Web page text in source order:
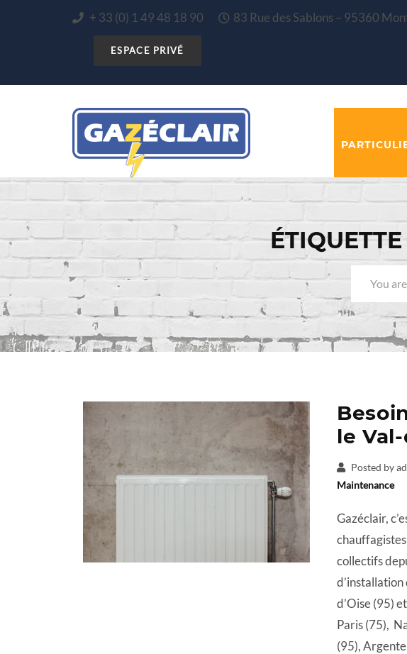
+ 33 (0) 1 49 48 18 90 83 Rue des Sablons – 95360
le Val-
Posted by
Maintenance
Gazéclair,
collectifs
d’Oise (95)
Paris (75),
(95),